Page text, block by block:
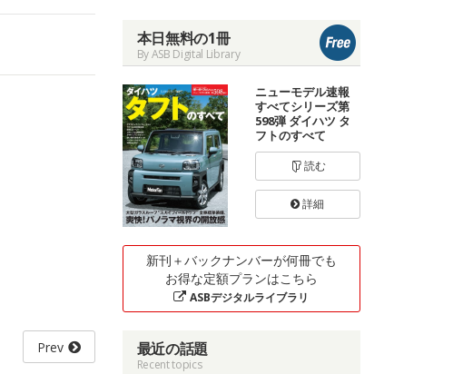
Prev
本日無料の1冊
By ASB Digital Library
ニューモデル速報
すべてシリーズ第
598弾 ダイハツ タ
フトのすべて
読む
詳細
新刊＋バックナンバーが何冊でも
お得な定額プランはこちら
ASBデジタルライブラリ
最近の話題
Recent topics